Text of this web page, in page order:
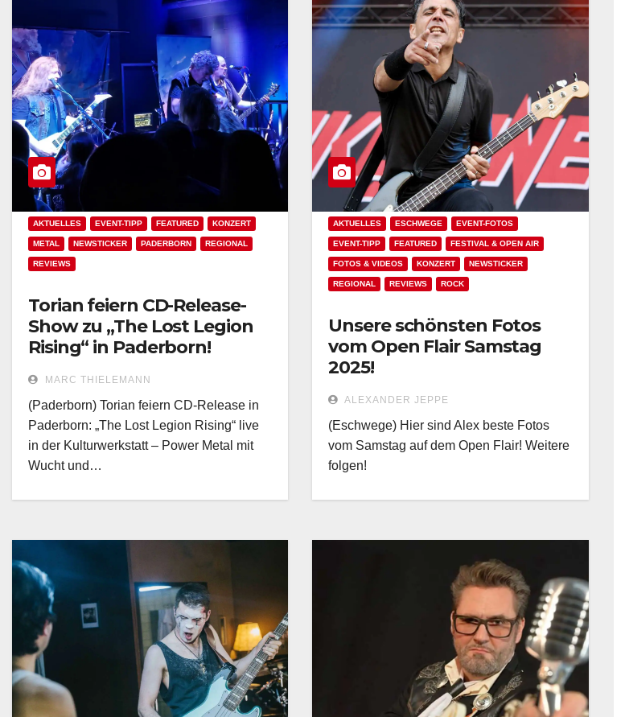
AKTUELLES EVENT-TIPP FEATURED KONZERT
METAL NEWSTICKER PADERBORN REGIONAL
REVIEWS
Torian feiern CD-Release-
Show zu „The Lost Legion
Rising“ in Paderborn!
MARC THIELEMANN
(Paderborn) Torian feiern CD-Release in
Paderborn: „The Lost Legion Rising“ live
in der Kulturwerkstatt – Power Metal mit
Wucht und…
AKTUELLES ESCHWEGE EVENT-FOTOS
EVENT-TIPP FEATURED FESTIVAL & OPEN AIR
FOTOS & VIDEOS KONZERT NEWSTICKER
REGIONAL REVIEWS ROCK
Unsere schönsten Fotos
vom Open Flair Samstag
2025!
ALEXANDER JEPPE
(Eschwege) Hier sind Alex beste Fotos
vom Samstag auf dem Open Flair! Weitere
folgen!